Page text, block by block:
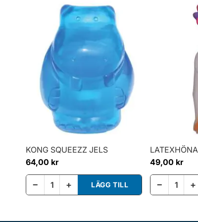
KONG SQUEEZZ JELS
64,00 kr
− + LÄGG TILL
LATEXHÖNA
49,00 kr
− +